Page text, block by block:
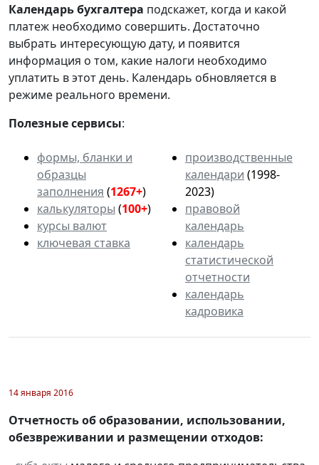
Календарьбухгалтера подскажет, когда и какой
платеж необходимо совершить. Достаточно
выбрать интересующую дату, и появится
информация о том, какие налоги необходимо
уплатить в этот день. Календарь обновляется в
режиме реального времени.
Полезные сервисы:
формы, бланки и
образцы
заполнения (1267+)
калькуляторы (100+)
курсы валют
ключевая ставка
производственные
календари (1998-
2023)
правовой
календарь
календарь
статистической
отчетности
календарь
кадровика
14 января 2016
Отчетность об образовании, использовании,
обезвреживании и размещении отходов: